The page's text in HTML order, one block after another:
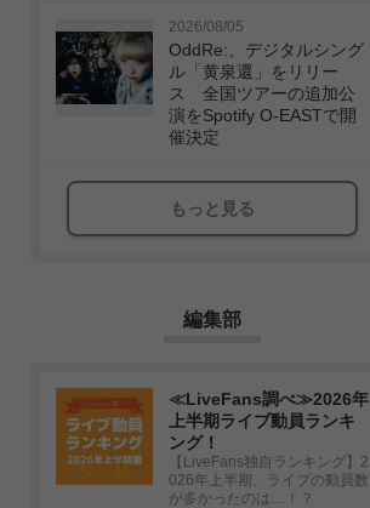
2026/08/05
OddRe:、デジタルシング
ル「黄泉還」をリリー
ス 全国ツアーの追加公
演をSpotify O-EASTで開
催決定
もっと見る
編集部
≪LiveFans調べ≫2026年
上半期ライブ動員ランキ
ング！
【LiveFans独自ランキング】2
026年上半期、ライブの動員数
が多かったのは…！？